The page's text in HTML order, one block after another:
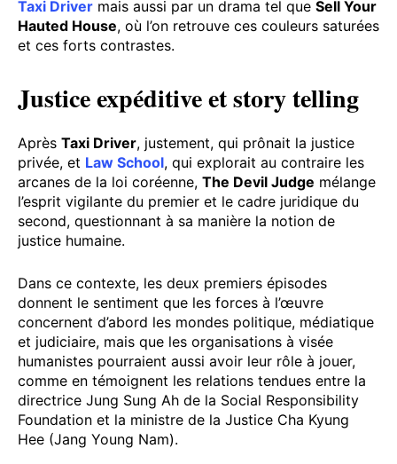
Taxi Driver mais aussi par un drama tel que Sell Your
Hauted House, où l’on retrouve ces couleurs saturées
et ces forts contrastes.
Justice expéditive et story telling
Après Taxi Driver, justement, qui prônait la justice
privée, et Law School, qui explorait au contraire les
arcanes de la loi coréenne, The Devil Judge mélange
l’esprit vigilante du premier et le cadre juridique du
second, questionnant à sa manière la notion de
justice humaine.
Dans ce contexte, les deux premiers épisodes
donnent le sentiment que les forces à l’œuvre
concernent d’abord les mondes politique, médiatique
et judiciaire, mais que les organisations à visée
humanistes pourraient aussi avoir leur rôle à jouer,
comme en témoignent les relations tendues entre la
directrice Jung Sung Ah de la Social Responsibility
Foundation et la ministre de la Justice Cha Kyung
Hee (Jang Young Nam).